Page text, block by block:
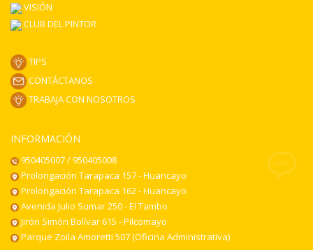
VISIÓN
CLUB DEL PINTOR
TIPS
CONTÁCTANOS
TRABAJA CON NOSOTROS
INFORMACIÓN
950405007 / 950405008
Prolongación Tarapaca 157 - Huancayo
Prolongación Tarapaca 162 - Huancayo
Avenida Julio Sumar 250 - El Tambo
Jirón Simón Bolívar 615 - Pilcomayo
Parque Zoila Amoretti 507 (Oficina Administrativa)